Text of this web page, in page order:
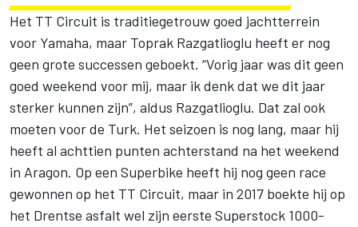
Het TT Circuit is traditiegetrouw goed jachtterrein
voor Yamaha, maar Toprak Razgatlioglu heeft er nog
geen grote successen geboekt. “Vorig jaar was dit geen
goed weekend voor mij, maar ik denk dat we dit jaar
sterker kunnen zijn”, aldus Razgatlioglu. Dat zal ook
moeten voor de Turk. Het seizoen is nog lang, maar hij
heeft al achttien punten achterstand na het weekend
in Aragon. Op een Superbike heeft hij nog geen race
gewonnen op het TT Circuit, maar in 2017 boekte hij op
het Drentse asfalt wel zijn eerste Superstock 1000-